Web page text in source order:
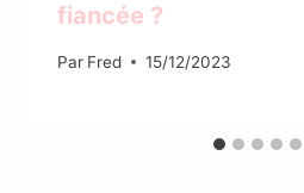
fiancée ?
Par Fred 15/12/2023